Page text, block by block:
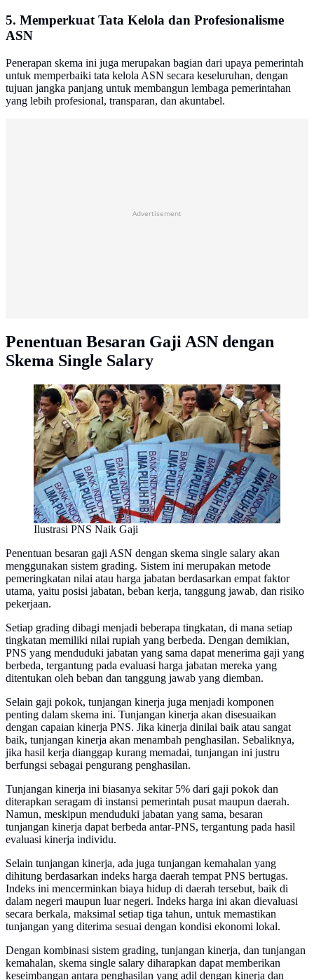
5. Memperkuat Tata Kelola dan Profesionalisme
ASN
Penerapan skema ini juga merupakan bagian dari upaya pemerintah
untuk memperbaiki tata kelola ASN secara keseluruhan, dengan
tujuan jangka panjang untuk membangun lembaga pemerintahan
yang lebih profesional, transparan, dan akuntabel.
Advertisement
Penentuan Besaran Gaji ASN dengan
Skema Single Salary
Ilustrasi PNS Naik Gaji
Penentuan besaran gaji ASN dengan skema single salary akan
menggunakan sistem grading. Sistem ini merupakan metode
pemeringkatan nilai atau harga jabatan berdasarkan empat faktor
utama, yaitu posisi jabatan, beban kerja, tanggung jawab, dan risiko
pekerjaan.
Setiap grading dibagi menjadi beberapa tingkatan, di mana setiap
tingkatan memiliki nilai rupiah yang berbeda. Dengan demikian,
PNS yang menduduki jabatan yang sama dapat menerima gaji yang
berbeda, tergantung pada evaluasi harga jabatan mereka yang
ditentukan oleh beban dan tanggung jawab yang diemban.
Selain gaji pokok, tunjangan kinerja juga menjadi komponen
penting dalam skema ini. Tunjangan kinerja akan disesuaikan
dengan capaian kinerja PNS. Jika kinerja dinilai baik atau sangat
baik, tunjangan kinerja akan menambah penghasilan. Sebaliknya,
jika hasil kerja dianggap kurang memadai, tunjangan ini justru
berfungsi sebagai pengurang penghasilan.
Tunjangan kinerja ini biasanya sekitar 5% dari gaji pokok dan
diterapkan seragam di instansi pemerintah pusat maupun daerah.
Namun, meskipun menduduki jabatan yang sama, besaran
tunjangan kinerja dapat berbeda antar-PNS, tergantung pada hasil
evaluasi kinerja individu.
Selain tunjangan kinerja, ada juga tunjangan kemahalan yang
dihitung berdasarkan indeks harga daerah tempat PNS bertugas.
Indeks ini mencerminkan biaya hidup di daerah tersebut, baik di
dalam negeri maupun luar negeri. Indeks harga ini akan dievaluasi
secara berkala, maksimal setiap tiga tahun, untuk memastikan
tunjangan yang diterima sesuai dengan kondisi ekonomi lokal.
Dengan kombinasi sistem grading, tunjangan kinerja, dan tunjangan
kemahalan, skema single salary diharapkan dapat memberikan
keseimbangan antara penghasilan yang adil dengan kinerja dan